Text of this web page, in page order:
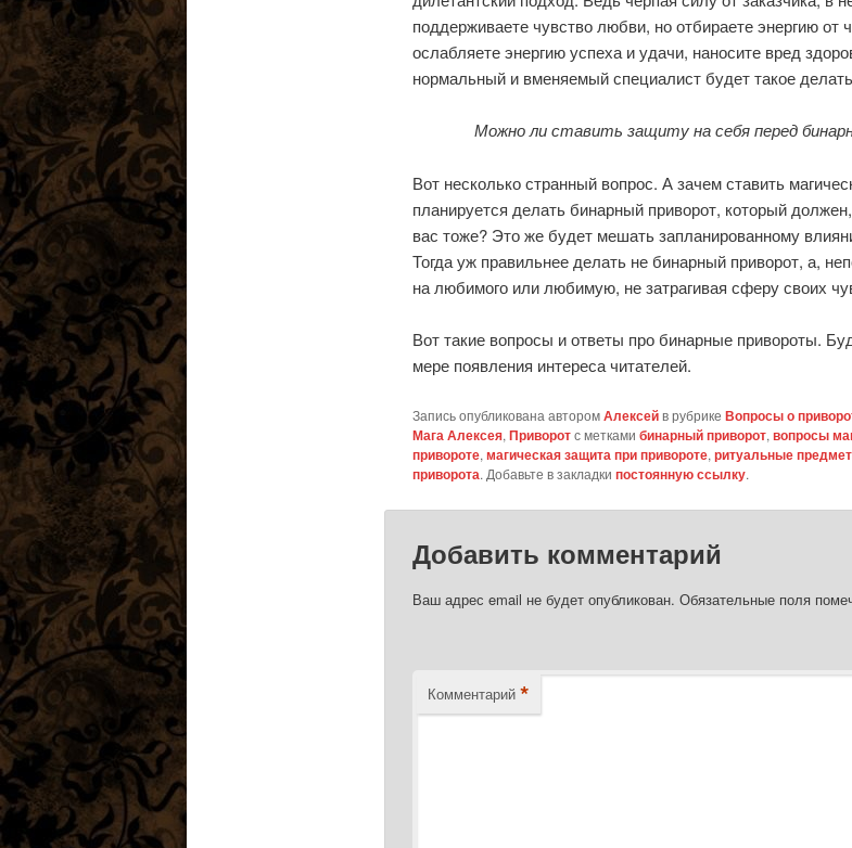
поддерживаете чувство любви, но отбираете энергию от
ослабляете энергию успеха и удачи, наносите вред
нормальный и вменяемый специалист будет такое
Можно ли ставить защиту на себя перед
Вот несколько странный вопрос. А зачем ставить
планируется делать бинарный приворот, который
вас тоже? Это же будет мешать запланированному
Тогда уж правильнее делать не бинарный приворот, а,
на любимого или любимую, не затрагивая сферу своих
Вот такие вопросы и ответы про бинарные привороты.
мере появления интереса читателей.
Запись опубликована авторомАлексейв рубрике Вопросы о
Мага Алексея, Приворотс метками бинарный приворот, вопросы
привороте, магическая защита при привороте, ритуальные
приворота. Добавьте в закладки постоянную ссылку.
Добавить комментарий
Ваш адрес email не будет опубликован. Обязательные поля
Комментарий *